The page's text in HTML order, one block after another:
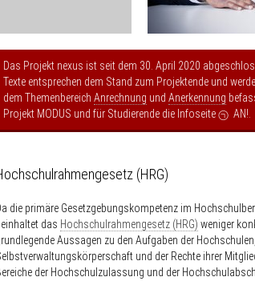
Das Projekt nexus ist seit dem 30. April 2020
Texte entsprechen dem Stand zum Projektende und
dem Themenbereich Anrechnung und Anerkennung
Projekt MODUS und für Studierende die Infoseite AN!
(HRG)
die primäre Gesetzgebungskompetenz im
das Hochschulrahmengesetz (HRG) weniger
Aussagen zu den Aufgaben der
und der Rechte ihrer
der Hochschulzulassung und der